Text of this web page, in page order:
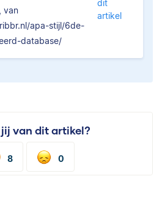
van
apa-stijl/6de-
database/
dit
artikel
van dit artikel?
8 0